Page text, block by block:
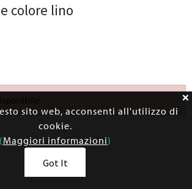
colore lino
sito web, acconsenti all'utilizzo di
cookie.
(Maggiori informazioni)
Got It